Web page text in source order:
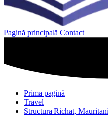
Pagină principală Contact
Prima pagină
Travel
Structura Richat,